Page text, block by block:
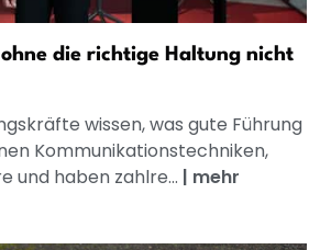
die richtige Haltung nicht
wissen, was gute Führung
Kommunikationstechniken,
und haben zahlre... | mehr